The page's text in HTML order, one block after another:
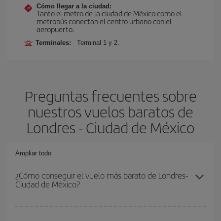
Cómo llegar a la ciudad:
Tanto el metro de la ciudad de México como el
metrobús conectan el centro urbano con el
aeropuerto.
Terminales: Terminal 1 y 2.
Preguntas frecuentes sobre
nuestros vuelos baratos de
Londres - Ciudad de México
Ampliar todo
¿Cómo conseguir el vuelo más barato de Londres-
Ciudad de México?